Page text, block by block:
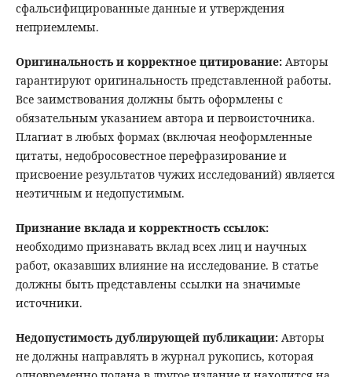
сфальсифицированные данные и утверждения
неприемлемы.
Оригинальность и корректное цитирование: Авторы
гарантируют оригинальность представленной работы.
Все заимствования должны быть оформлены с
обязательным указанием автора и первоисточника.
Плагиат в любых формах (включая неоформленные
цитаты, недобросовестное перефразирование и
присвоение результатов чужих исследований) является
неэтичным и недопустимым.
Признание вклада и корректность ссылок:
необходимо признавать вклад всех лиц и научных
работ, оказавших влияние на исследование. В статье
должны быть представлены ссылки на значимые
источники.
Недопустимость дублирующей публикации: Авторы
не должны направлять в журнал рукопись, которая